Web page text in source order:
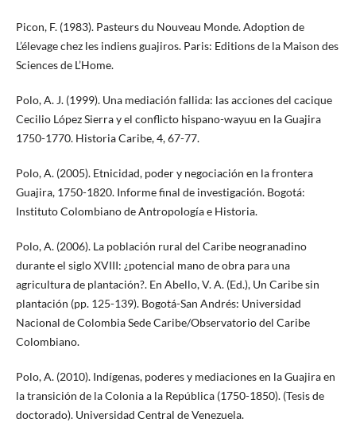
Picon, F. (1983). Pasteurs du Nouveau Monde. Adoption de
L’élevage chez les indiens guajiros. Paris: Editions de la Maison des
Sciences de L’Home.
Polo, A. J. (1999). Una mediación fallida: las acciones del cacique
Cecilio López Sierra y el conflicto hispano-wayuu en la Guajira
1750-1770. Historia Caribe, 4, 67-77.
Polo, A. (2005). Etnicidad, poder y negociación en la frontera
Guajira, 1750-1820. Informe final de investigación. Bogotá:
Instituto Colombiano de Antropología e Historia.
Polo, A. (2006). La población rural del Caribe neogranadino
durante el siglo XVIII: ¿potencial mano de obra para una
agricultura de plantación?. En Abello, V. A. (Ed.), Un Caribe sin
plantación (pp. 125-139). Bogotá-San Andrés: Universidad
Nacional de Colombia Sede Caribe/Observatorio del Caribe
Colombiano.
Polo, A. (2010). Indígenas, poderes y mediaciones en la Guajira en
la transición de la Colonia a la República (1750-1850). (Tesis de
doctorado). Universidad Central de Venezuela.